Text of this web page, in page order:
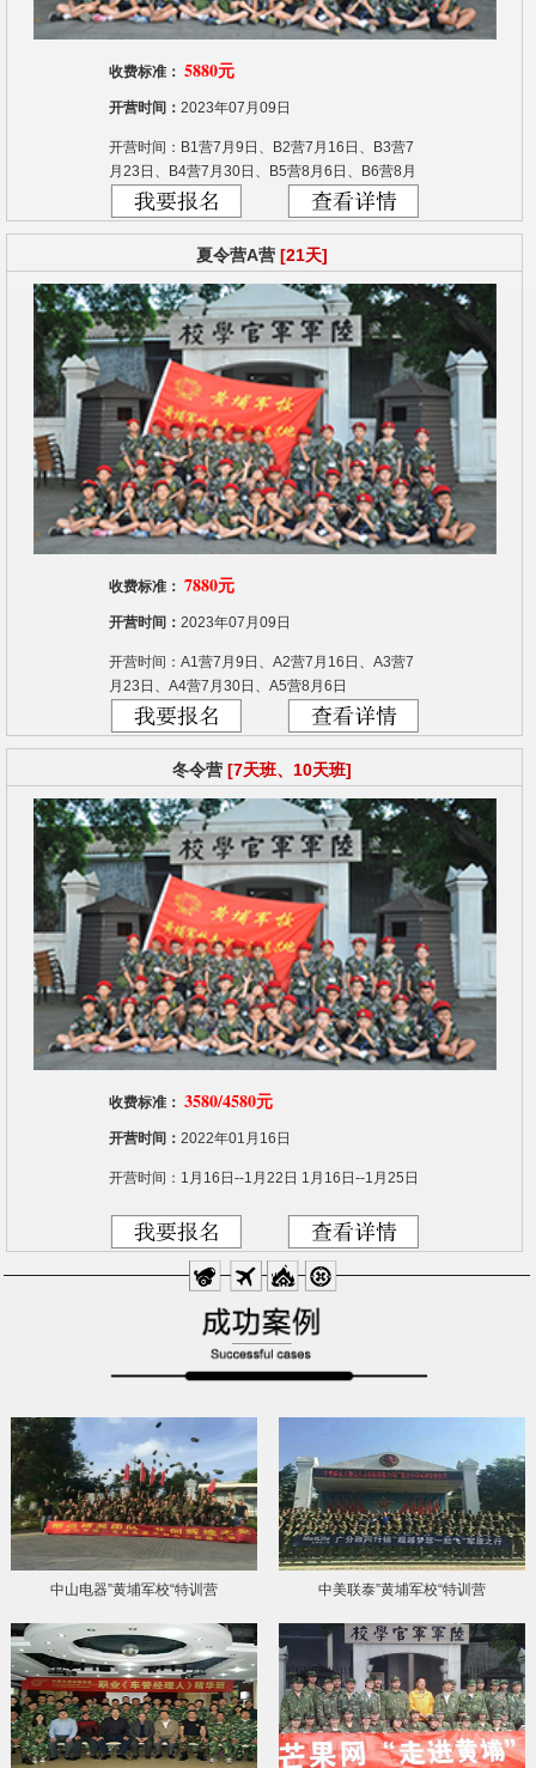
收费标准： 5880元
开营时间：2023年07月09日
开营时间：B1营7月9日、B2营7月16日、B3营7
月23日、B4营7月30日、B5营8月6日、B6营8月
13日
夏令营A营[21天]
收费标准： 7880元
开营时间：2023年07月09日
开营时间：A1营7月9日、A2营7月16日、A3营7
月23日、A4营7月30日、A5营8月6日
冬令营[7天班、10天班]
收费标准： 3580/4580元
开营时间：2022年01月16日
开营时间：1月16日--1月22日 1月16日--1月25日
中山电器”黄埔军校“特训营 中美联泰”黄埔军校“特训营